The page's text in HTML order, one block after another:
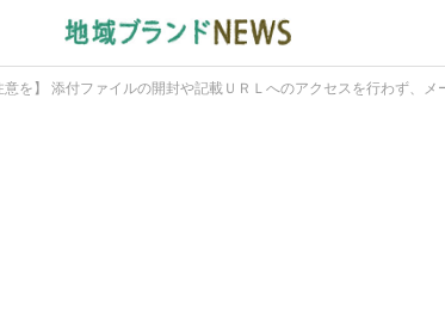
を】 添付ファイルの開封や記載ＵＲＬへのアクセスを行わず、メ